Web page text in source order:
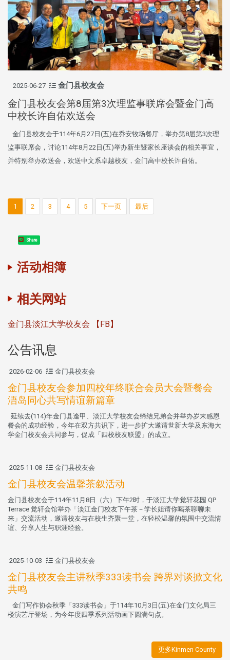
2025-06-27 金门县校友会
金门县校友会第8届第3次理监事联席会暨金门高
中校长许自佑欢送会
金门县校友会于114年6月27日(五)在乔安牧场餐厅，举办第8届第3次理
监事联席会，讨论114年8月22日(五)举办新生暨家长座谈会的相关事宜，
并特别举办欢送会，欢送中文系卓越校友，金门高中校长许自佑。
1 2 3 4 5 下一页 最后
Share
活动相簿
相关网站
金门县淡江大学校友会 【FB】
公告讯息
2026-02-06 金门县校友会
金门县校友会参加四校年终联合会员大会暨餐会
浯岛同心共写情谊新篇章
延续去(114)年金门县逢甲、淡江大学校友会缔结兄弟会并举办岁末感恩
餐会的成功经验，今年在双方共识下，进一步扩大邀请世新大学及东海大
学金门校友会共同参与，促成「四校校友联盟」的成立。
2025-11-08 金门县校友会
金门县校友会温馨茶叙活动
金门县校友会于114年11月8日（六）下午2时，于淡江大学觉轩花园 QP
Terrace 觉轩会馆举办「淡江金门校友下午茶－学长姐请你喝茶聊聊未
来」交流活动，邀请校友与在校生齐聚一堂，在轻松温馨的氛围中交流情
谊、分享人生与职涯经验。
2025-10-03 金门县校友会
金门县校友会主讲秋季333读书会 跨界对谈掀文化
共鸣
金门写作协会秋季「333读书会」于114年10月3日(五)在金门文化局三
楼演艺厅登场，为今年度四季系列活动画下圆满句点。
更多Kinmen County